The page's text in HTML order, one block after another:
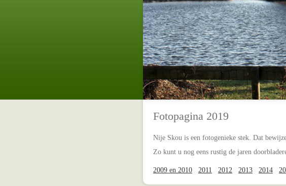
Fotopagina 2019
Nije Skou is een fotogenieke stek. Dat
Zo kunt u nog eens rustig de jaren
2009 en 2010 2011 2012 2013 2014